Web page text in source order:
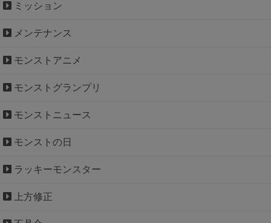
ミッション
メンテナンス
モンストアニメ
モンストグランプリ
モンストニュース
モンストの日
ラッキーモンスター
上方修正